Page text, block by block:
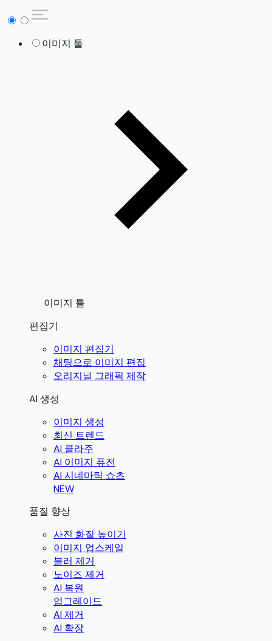
이미지 툴
이미지 툴
편집기
이미지 편집기
채팅으로 이미지 편집
오리지널 그래픽 제작
AI 생성
이미지 생성
최신 트렌드
AI 콜라주
AI 이미지 퓨전
AI 시네마틱 쇼츠
NEW
품질 향상
사진 화질 높이기
이미지 업스케일
블러 제거
노이즈 제거
AI 복원
업그레이드
AI 제거
AI 확장